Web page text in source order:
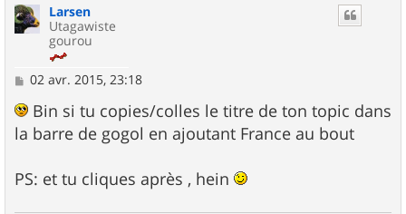
Larsen
Utagawiste
gourou
M
s
a
02 avr. 2015, 23:18
Bin si tu copies/colles le titre de ton topic dans
la barre de gogol en ajoutant France au bout
PS: et tu cliques après , hein